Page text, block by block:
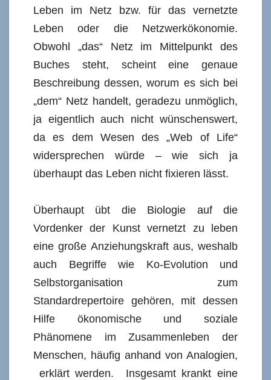
Leben im Netz bzw. für das vernetzte
Leben oder die Netzwerkökonomie.
Obwohl „das“ Netz im Mittelpunkt des
Buches steht, scheint eine genaue
Beschreibung dessen, worum es sich bei
„dem“ Netz handelt, geradezu unmöglich,
ja eigentlich auch nicht wünschenswert,
da es dem Wesen des „Web of Life“
widersprechen würde – wie sich ja
überhaupt das Leben nicht fixieren lässt.
Überhaupt übt die Biologie auf die
Vordenker der Kunst vernetzt zu leben
eine große Anziehungskraft aus, weshalb
auch Begriffe wie Ko-Evolution und
Selbstorganisation zum
Standardrepertoire gehören, mit dessen
Hilfe ökonomische und soziale
Phänomene im Zusammenleben der
Menschen, häufig anhand von Analogien,
erklärt werden. Insgesamt krankt eine